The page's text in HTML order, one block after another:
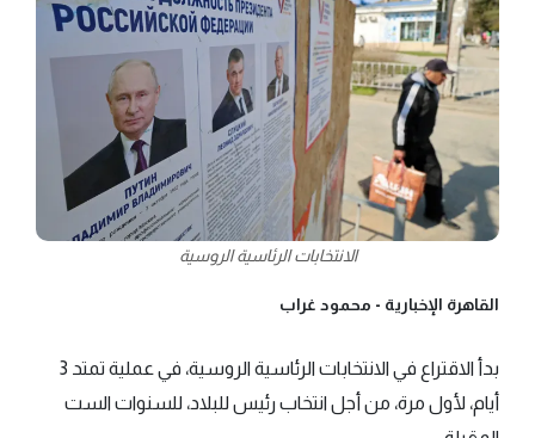
الانتخابات الرئاسية الروسية
القاهرة الإخبارية - محمود غراب
بدأ الاقتراع في الانتخابات الرئاسية الروسية، في عملية تمتد 3
أيام، لأول مرة، من أجل انتخاب رئيس للبلاد، للسنوات الست